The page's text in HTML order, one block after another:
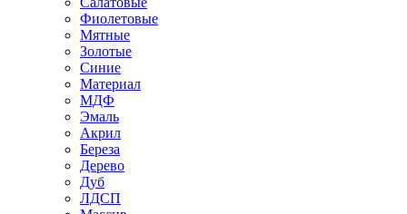
Фиолетовые
Мятные
Золотые
Синие
Материал
МДФ
Эмаль
Акрил
Береза
Дерево
Дуб
ЛДСП